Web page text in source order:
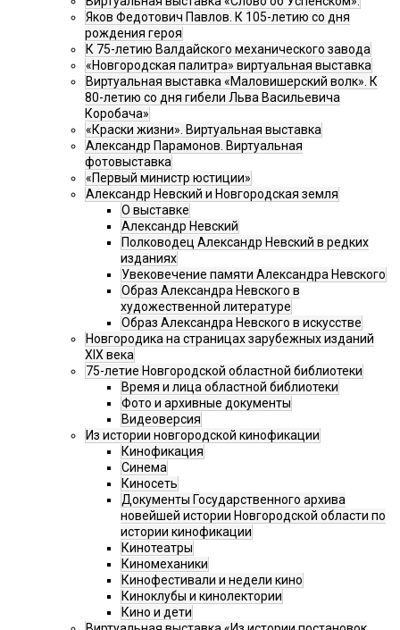
Яков Федотович Павлов. К 105-летию со дня
рождения героя
К 75-летию Валдайского механического завода
«Новгородская палитра» виртуальная выставка
Виртуальная выставка «Маловишерский волк». К
80-летию со дня гибели Льва Васильевича
Коробача»
«Краски жизни». Виртуальная выставка
Александр Парамонов. Виртуальная
фотовыставка
«Первый министр юстиции»
Александр Невский и Новгородская земля
О выставке
Александр Невский
Полководец Александр Невский в редких
изданиях
Увековечение памяти Александра Невского
Образ Александра Невского в
художественной литературе
Образ Александра Невского в искусстве
Новгородика на страницах зарубежных изданий
XIX века
75-летие Новгородской областной библиотеки
Время и лица областной библиотеки
Фото и архивные документы
Видеоверсия
Из истории новгородской кинофикации
Кинофикация
Синема
Киносеть
Документы Государственного архива
новейшей истории Новгородской области по
истории кинофикации
Кинотеатры
Киномеханики
Кинофестивали и недели кино
Киноклубы и кинолектории
Кино и дети